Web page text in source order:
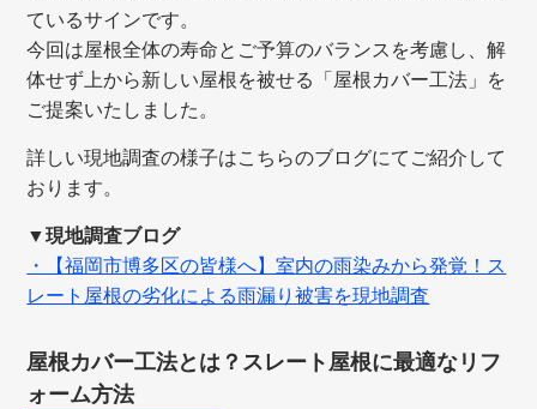
ているサインです。
今回は屋根全体の寿命とご予算のバランスを考慮し、解
体せず上から新しい屋根を被せる「屋根カバー工法」を
ご提案いたしました。
詳しい現地調査の様子はこちらのブログにてご紹介して
おります。
▼現地調査ブログ
・【福岡市博多区の皆様へ】室内の雨染みから発覚！ス
レート屋根の劣化による雨漏り被害を現地調査
屋根カバー工法とは？スレート屋根に最適なリフ
ォーム方法